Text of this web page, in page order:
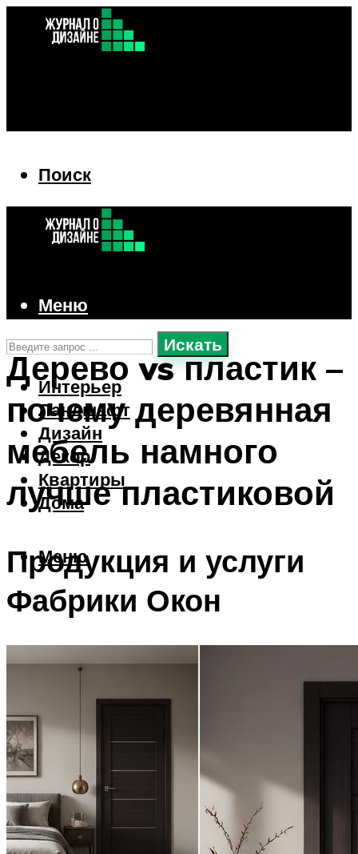
Поиск
Искать
Интерьер
Ландшафт
Дизайн
Декор
Квартиры
Дома
Меню
Меню
Дерево vs пластик –
почему деревянная
мебель намного
лучше пластиковой
Продукция и услуги
Фабрики Окон